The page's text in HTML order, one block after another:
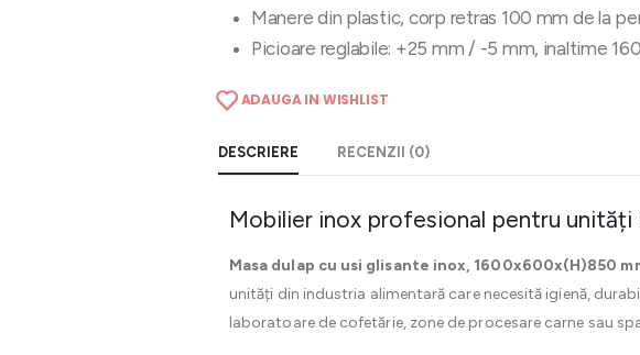
Manere din plastic, corp retras 100 mm de la
Picioare reglabile: +25 mm / -5 mm, inaltime
ADAUGA IN WISHLIST
DESCRIERE RECENZII (0)
Mobilier inox profesional pentru unități
Masa dulap cu usi glisante inox, 1600x600x(H)850
unități din industria alimentară care necesită igienă,
laboratoare de cofetărie, zone de procesare carne sau